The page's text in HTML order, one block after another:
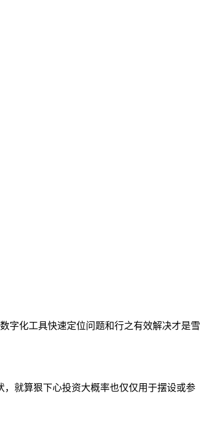
字化工具快速定位问题和行之有效解决才是雪
，就算狠下心投资大概率也仅仅用于摆设或参